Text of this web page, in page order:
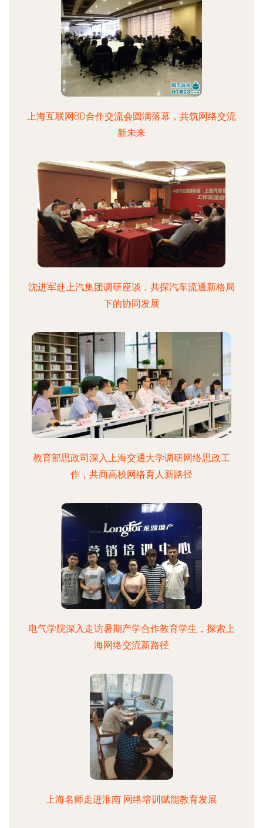
上海互联网BD合作交流会圆满落幕，共筑网络交流
新未来
沈进军赴上汽集团调研座谈，共探汽车流通新格局
下的协同发展
教育部思政司深入上海交通大学调研网络思政工
作，共商高校网络育人新路径
电气学院深入走访暑期产学合作教育学生，探索上
海网络交流新路径
上海名师走进淮南 网络培训赋能教育发展